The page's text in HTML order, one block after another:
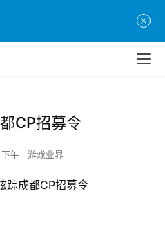
CP招募令
午 游戏业界
踪成都CP招募令